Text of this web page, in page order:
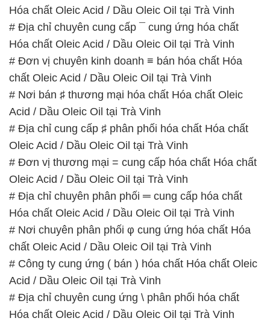
Hóa chất Oleic Acid / Dầu Oleic Oil tại Trà Vinh
# Địa chỉ chuyên cung cấp ¯ cung ứng hóa chất
Hóa chất Oleic Acid / Dầu Oleic Oil tại Trà Vinh
# Đơn vị chuyên kinh doanh ≡ bán hóa chất Hóa
chất Oleic Acid / Dầu Oleic Oil tại Trà Vinh
# Nơi bán ♯ thương mại hóa chất Hóa chất Oleic
Acid / Dầu Oleic Oil tại Trà Vinh
# Địa chỉ cung cấp ♯ phân phối hóa chất Hóa chất
Oleic Acid / Dầu Oleic Oil tại Trà Vinh
# Đơn vị thương mại = cung cấp hóa chất Hóa chất
Oleic Acid / Dầu Oleic Oil tại Trà Vinh
# Địa chỉ chuyên phân phối ═ cung cấp hóa chất
Hóa chất Oleic Acid / Dầu Oleic Oil tại Trà Vinh
# Nơi chuyên phân phối φ cung ứng hóa chất Hóa
chất Oleic Acid / Dầu Oleic Oil tại Trà Vinh
# Công ty cung ứng ( bán ) hóa chất Hóa chất Oleic
Acid / Dầu Oleic Oil tại Trà Vinh
# Địa chỉ chuyên cung ứng \ phân phối hóa chất
Hóa chất Oleic Acid / Dầu Oleic Oil tại Trà Vinh